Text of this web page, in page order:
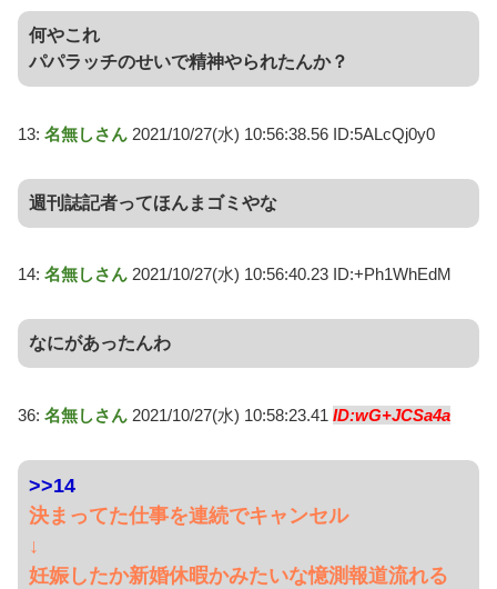
何やこれ
パパラッチのせいで精神やられたんか？
13: 名無しさん 2021/10/27(水) 10:56:38.56 ID:5ALcQj0y0
週刊誌記者ってほんまゴミやな
14: 名無しさん 2021/10/27(水) 10:56:40.23 ID:+Ph1WhEdM
なにがあったんわ
36: 名無しさん 2021/10/27(水) 10:58:23.41 ID:wG+JCSa4a
>>14
決まってた仕事を連続でキャンセル
↓
妊娠したか新婚休暇かみたいな憶測報道流れる